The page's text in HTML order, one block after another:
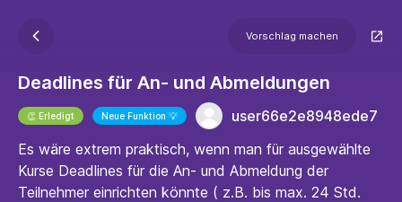
Vorschlag machen
Deadlines für An- und Abmeldungen
👏 Erledigt Neue Funktion 💡
user66e2e8948ede7
Es wäre extrem praktisch, wenn man für ausgewählte
Kurse Deadlines für die An- und Abmeldung der
Teilnehmer einrichten könnte ( z.B. bis max. 24 Std.